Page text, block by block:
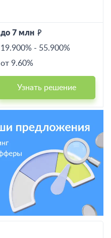
до 7 млн
19.900% - 55.900%
от 9.60%
Узнать решение